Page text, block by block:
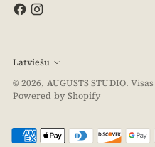
Latviešu
© 2026, AUGUSTS STUDIO.
Powered by Shopify